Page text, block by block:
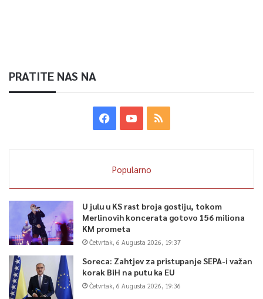
PRATITE NAS NA
Popularno
U julu u KS rast broja gostiju, tokom
Merlinovih koncerata gotovo 156 miliona
KM prometa
Četvrtak, 6 Augusta 2026, 19:37
Soreca: Zahtjev za pristupanje SEPA-i važan
korak BiH na putu ka EU
Četvrtak, 6 Augusta 2026, 19:36